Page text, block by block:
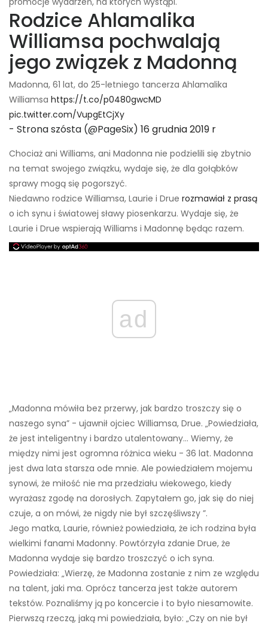
Rodzice Ahlamalika
Williamsa pochwalają
jego związek z Madonną
Madonna, 61 lat, do 25-letniego tancerza Ahlamalika
Williamsa https://t.co/p0480gwcMD
pic.twitter.com/VupgEtCjXy
- Strona szósta (@PageSix) 16 grudnia 2019 r
Chociaż ani Williams, ani Madonna nie podzielili się zbytnio
na temat swojego związku, wydaje się, że dla gołąbków
sprawy mogą się pogorszyć.
Niedawno rodzice Williamsa, Laurie i Drue rozmawiał z prasą
o ich synu i światowej sławy piosenkarzu. Wydaje się, że
Laurie i Drue wspierają Williams i Madonnę będąc razem.
ad
„Madonna mówiła bez przerwy, jak bardzo troszczy się o
naszego syna” - ujawnił ojciec Williamsa, Drue. „Powiedziała,
że ​​jest inteligentny i bardzo utalentowany… Wiemy, że
między nimi jest ogromna różnica wieku - 36 lat. Madonna
jest dwa lata starsza ode mnie. Ale powiedziałem mojemu
synowi, że miłość nie ma przedziału wiekowego, kiedy
wyrażasz zgodę na dorosłych. Zapytałem go, jak się do niej
czuje, a on mówi, że nigdy nie był szczęśliwszy ”.
Jego matka, Laurie, również powiedziała, że ​​ich rodzina była
wielkimi fanami Madonny. Powtórzyła zdanie Drue, że
Madonna wydaje się bardzo troszczyć o ich syna.
Powiedziała: „Wierzę, że Madonna zostanie z nim ze względu
na talent, jaki ma. Oprócz tancerza jest także autorem
tekstów. Poznaliśmy ją po koncercie i to było niesamowite.
Pierwszą rzeczą, jaką mi powiedziała, było: „Czy on nie był